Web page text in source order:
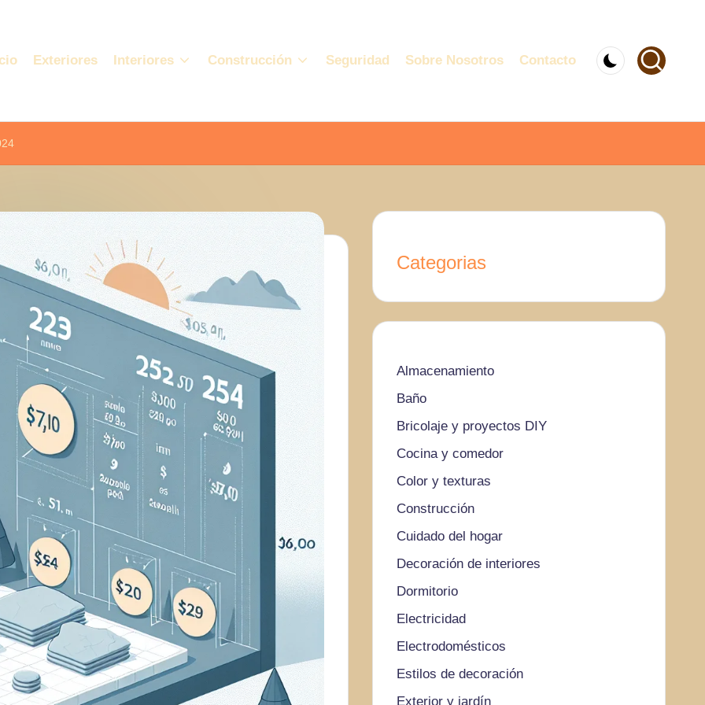
Exteriores Interiores Construcción Seguridad Sobre Nosotros Contacto
Categorias
Almacenamiento
Baño
Bricolaje y proyectos DIY
Cocina y comedor
Color y texturas
Construcción
Cuidado del hogar
Decoración de interiores
Dormitorio
Electricidad
Electrodomésticos
Estilos de decoración
Exterior y jardín